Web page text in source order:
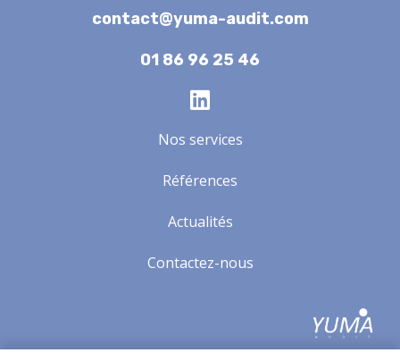
01 86 96 25 46
contact@yuma-audit.com
Nos services
Références
Actualités
Contactez-nous